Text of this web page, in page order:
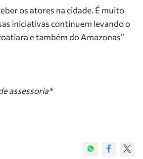
os atores na cidade. É muito
iniciativas continuem levando o
e também do Amazonas”
assessoria*